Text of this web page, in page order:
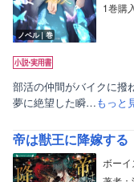
ノベル｜巻
1巻購
部活の仲間がバイクに
夢に絶望した瞬…もっと
帝は獣王に降嫁する
ボー